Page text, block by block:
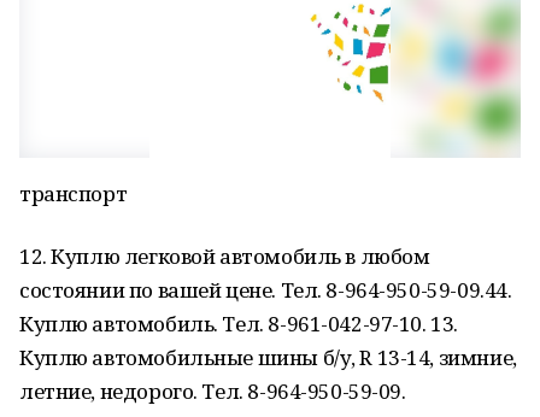
транспорт
12. Куплю легковой автомобиль в любом
состоянии по вашей цене. Тел. 8-964-950-59-09.44.
Куплю автомобиль. Тел. 8-961-042-97-10. 13.
Куплю автомобильные шины б/у, R 13-14, зимние,
летние, недорого. Тел. 8-964-950-59-09.